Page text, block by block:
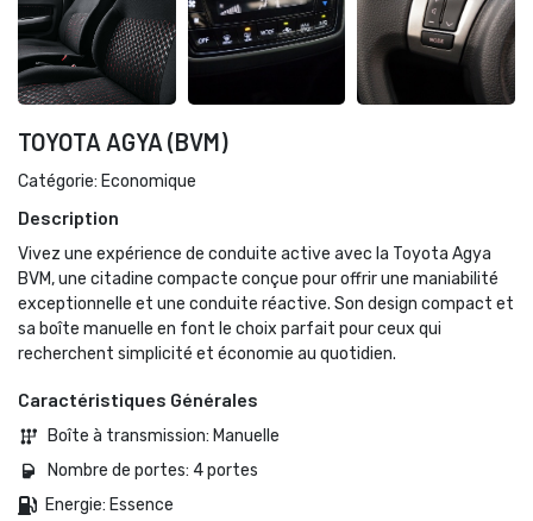
TOYOTA AGYA (BVM)
Catégorie: Economique
Description
Vivez une expérience de conduite active avec la Toyota Agya
BVM, une citadine compacte conçue pour offrir une maniabilité
exceptionnelle et une conduite réactive. Son design compact et
sa boîte manuelle en font le choix parfait pour ceux qui
recherchent simplicité et économie au quotidien.
Caractéristiques Générales
Boîte à transmission: Manuelle
Nombre de portes: 4 portes
Energie: Essence